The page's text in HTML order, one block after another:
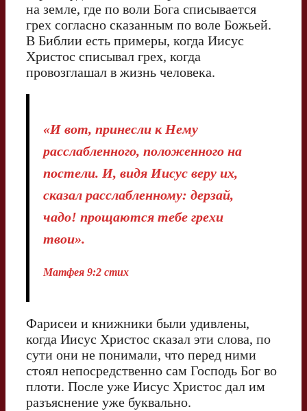
на земле, где по воли Бога списывается
грех согласно сказанным по воле Божьей.
В Библии есть примеры, когда Иисус
Христос списывал грех, когда
провозглашал в жизнь человека.
«И вот, принесли к Нему
расслабленного, положенного на
постели. И, видя Иисус веру их,
сказал расслабленному: дерзай,
чадо! прощаются тебе грехи
твои».
Матфея 9:2 стих
Фарисеи и книжники были удивлены,
когда Иисус Христос сказал эти слова, по
сути они не понимали, что перед ними
стоял непосредственно сам Господь Бог во
плоти. После уже Иисус Христос дал им
разъяснение уже буквально.